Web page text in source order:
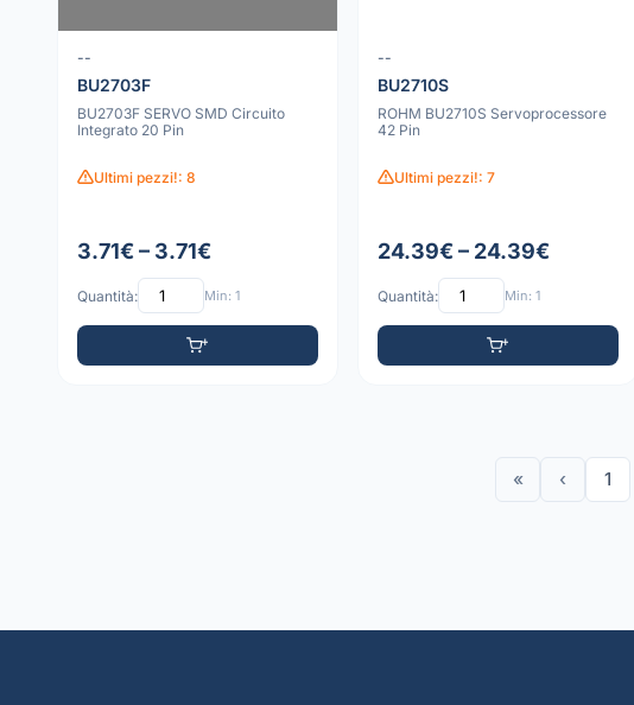
--
BU2703F
BU2703F SERVO SMD Circuito
Integrato 20 Pin
Ultimi pezzi!: 8
3.71€ – 3.71€
Quantità: Min: 1
--
BU2710S
ROHM BU2710S Servoprocessore
42 Pin
Ultimi pezzi!: 7
24.39€ – 24.39€
Quantità: Min: 1
« ‹ 1